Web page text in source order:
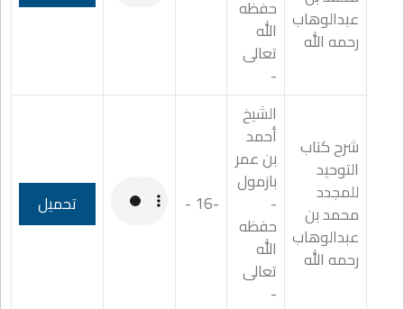
عبدالوهاب
رحمه الله
حفظه
الله
تعالى
-
شرح كتاب
التوحيد
للمجدد
محمد بن
عبدالوهاب
رحمه الله
الشيخ
أحمد
بن عمر
بازمول
-
حفظه
الله
تعالى
-
-16 - تحميل